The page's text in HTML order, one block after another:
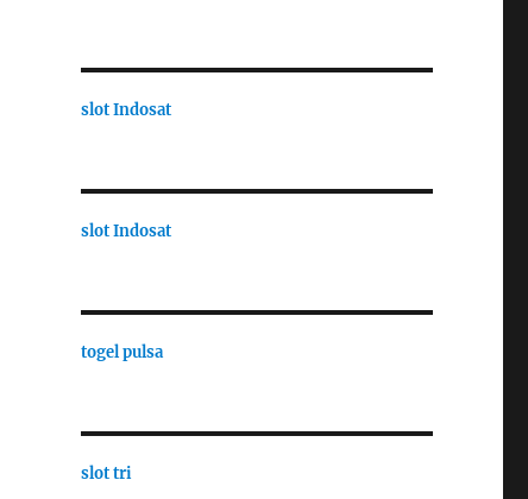
slot Indosat
slot Indosat
togel pulsa
slot tri